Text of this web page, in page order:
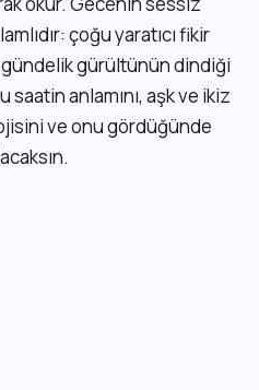
çoğu yaratıcı fikir
gürültünün dindiği
saatin anlamını, aşk ve ikiz
ve onu gördüğünde